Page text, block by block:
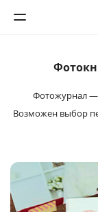
Печать фото
Интерьерная
Фотожурнал —
Возможен выбор